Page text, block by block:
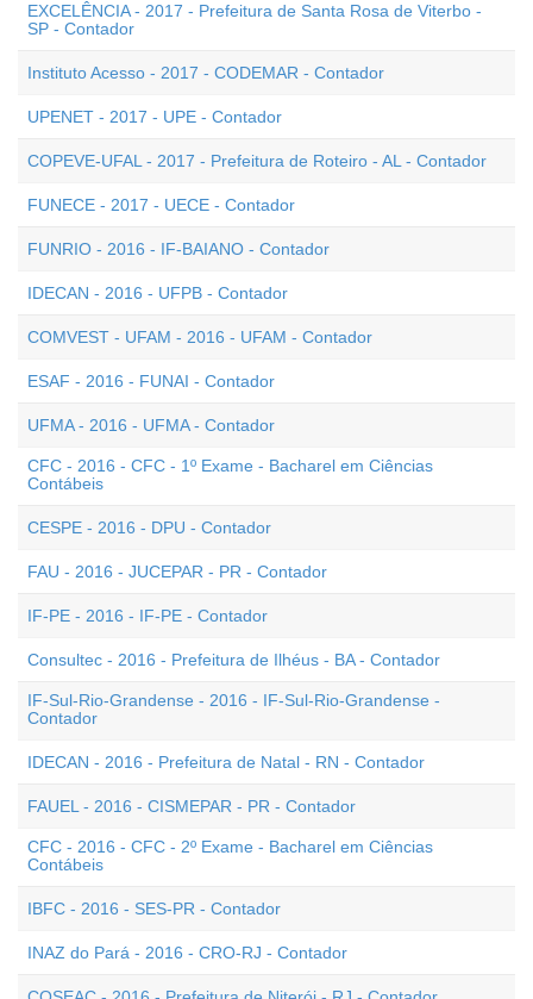
EXCELÊNCIA - 2017 - Prefeitura de Santa Rosa de Viterbo -
SP - Contador
Instituto Acesso - 2017 - CODEMAR - Contador
UPENET - 2017 - UPE - Contador
COPEVE-UFAL - 2017 - Prefeitura de Roteiro - AL - Contador
FUNECE - 2017 - UECE - Contador
FUNRIO - 2016 - IF-BAIANO - Contador
IDECAN - 2016 - UFPB - Contador
COMVEST - UFAM - 2016 - UFAM - Contador
ESAF - 2016 - FUNAI - Contador
UFMA - 2016 - UFMA - Contador
CFC - 2016 - CFC - 1º Exame - Bacharel em Ciências
Contábeis
CESPE - 2016 - DPU - Contador
FAU - 2016 - JUCEPAR - PR - Contador
IF-PE - 2016 - IF-PE - Contador
Consultec - 2016 - Prefeitura de Ilhéus - BA - Contador
IF-Sul-Rio-Grandense - 2016 - IF-Sul-Rio-Grandense -
Contador
IDECAN - 2016 - Prefeitura de Natal - RN - Contador
FAUEL - 2016 - CISMEPAR - PR - Contador
CFC - 2016 - CFC - 2º Exame - Bacharel em Ciências
Contábeis
IBFC - 2016 - SES-PR - Contador
INAZ do Pará - 2016 - CRO-RJ - Contador